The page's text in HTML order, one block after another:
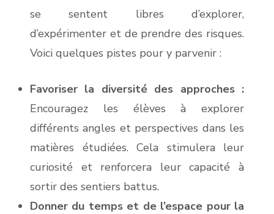
se sentent libres d’explorer,
d’expérimenter et de prendre des risques.
Voici quelques pistes pour y parvenir :
Favoriser la diversité des approches :
Encouragez les élèves à explorer
différents angles et perspectives dans les
matières étudiées. Cela stimulera leur
curiosité et renforcera leur capacité à
sortir des sentiers battus.
Donner du temps et de l’espace pour la